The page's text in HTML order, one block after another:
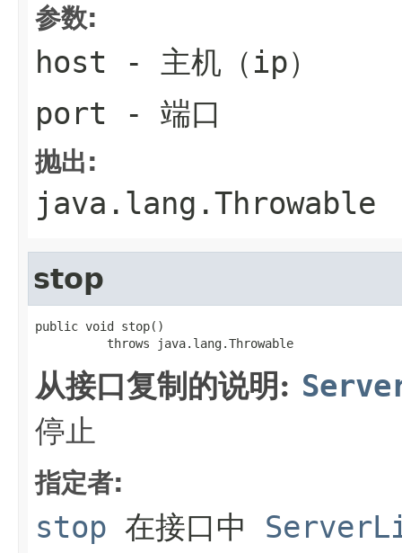
参数:
host - 主机（ip）
port - 端口
抛出:
java.lang.Throwable
stop
public void stop()
          throws java.lang.Throwable
从接口复制的说明:
停止
指定者:
stop 在接口中